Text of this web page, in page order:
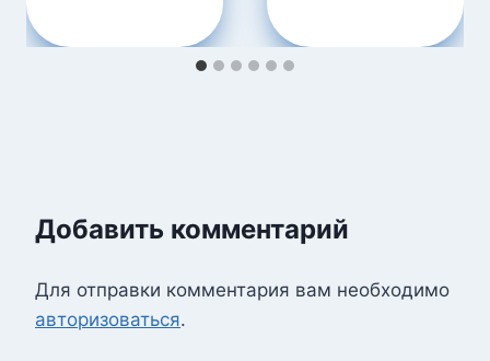
Добавить комментарий
Для отправки комментария вам необходимо
авторизоваться.